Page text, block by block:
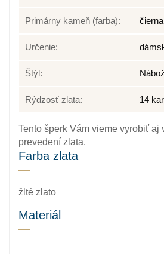
Primárny kameň (farba): čierna
Určenie:
Štýl:
Rýdzosť zlata: 14
Tento šperk Vám vieme vyrobiť aj
prevedení zlata.
Farba zlata
žlté zlato
Materiál